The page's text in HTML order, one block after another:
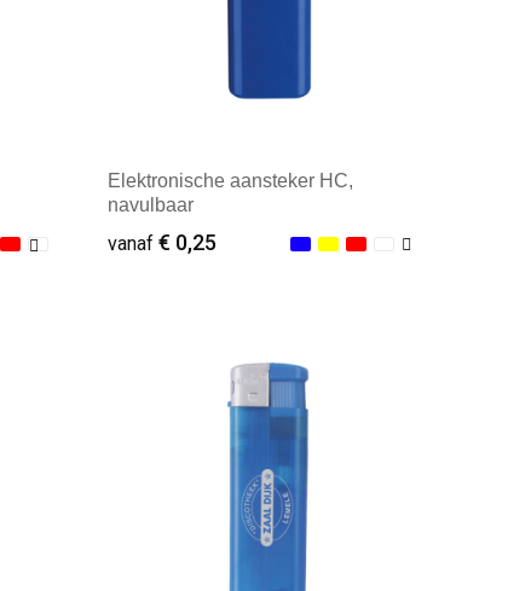
Elektronische aansteker HC,
navulbaar
vanaf € 0,25
Minimale afname: 100